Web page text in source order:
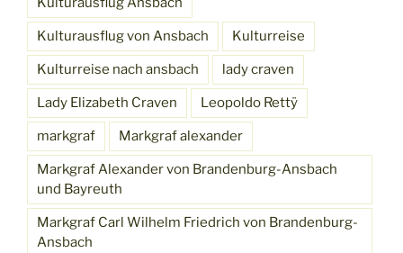
Kulturausflug von Ansbach Kulturreise
Kulturreise nach ansbach lady craven
Lady Elizabeth Craven Leopoldo Rettÿ
markgraf Markgraf alexander
Markgraf Alexander von Brandenburg-Ansbach
und Bayreuth
Markgraf Carl Wilhelm Friedrich von Brandenburg-
Ansbach